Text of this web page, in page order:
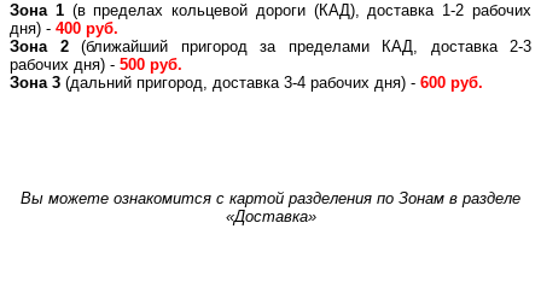
Зона 1(в пределах кольцевой дороги (КАД), доставка 1-2 рабочих
дня) - 400 руб.
Зона 2(ближайший пригород за пределами КАД, доставка 2-3
рабочих дня) - 500 руб.
Зона 3 (дальний пригород, доставка 3-4 рабочих дня) - 600 руб.
Вы можете ознакомится с картой разделения по Зонам в разделе
«Доставка»